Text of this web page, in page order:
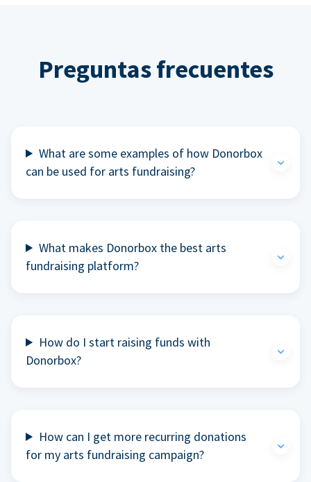
Preguntas frecuentes
What are some examples of how Donorbox
can be used for arts fundraising?
What makes Donorbox the best arts
fundraising platform?
How do I start raising funds with
Donorbox?
How can I get more recurring donations
for my arts fundraising campaign?